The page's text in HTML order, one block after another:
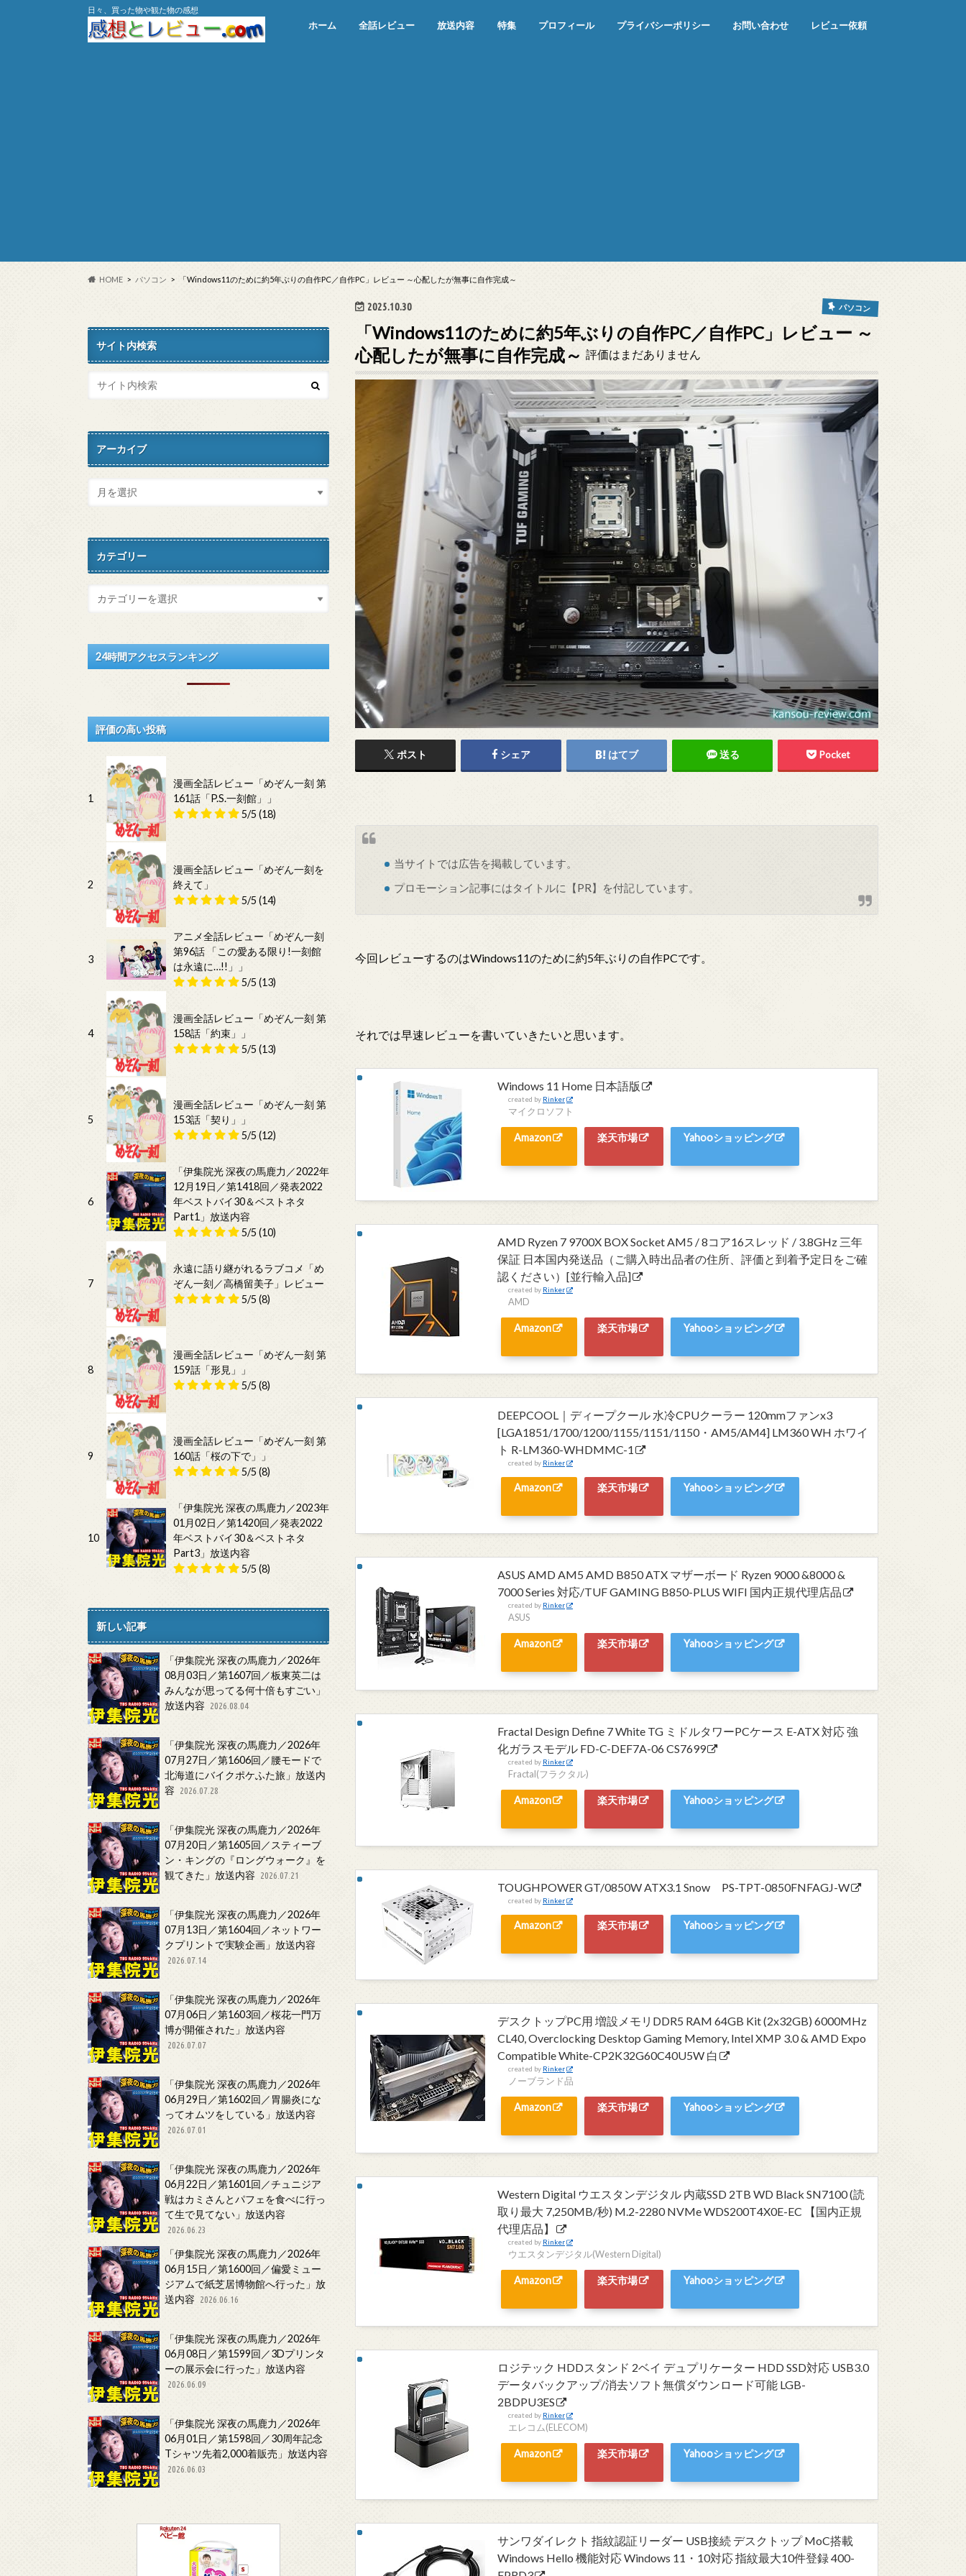
日々、買った物や観た物の感想
ホーム 全話レビュー 放送内容 特集 プロフィール プライバシーポリシー お問い合わせ レビュー依頼
HOME パソコン 「Windows11のために約5年ぶりの自作PC／自作PC」レビュー ～心配したが無事に自作完成～
2025.10.30 パソコン
「Windows11のために約5年ぶりの自作PC／自作PC」レビュー ～
心配したが無事に自作完成～ 評価はまだありません
ポスト シェア はてブ 送る Pocket
当サイトでは広告を掲載しています。
プロモーション記事にはタイトルに【PR】を付記しています。
今回レビューするのはWindows11のために約5年ぶりの自作PCです。
それでは早速レビューを書いていきたいと思います。
Windows 11 Home 日本語版
created by Rinker
マイクロソフト
Amazon 楽天市場 Yahooショッピング
AMD Ryzen 7 9700X BOX Socket AM5 / 8コア16スレッド / 3.8GHz 三年
保証 日本国内発送品（ご購入時出品者の住所、評価と到着予定日をご確
認ください）[並行輸入品]
created by Rinker
AMD
Amazon 楽天市場 Yahooショッピング
DEEPCOOL｜ディープクール 水冷CPUクーラー 120mmファンx3
[LGA1851/1700/1200/1155/1151/1150・AM5/AM4] LM360 WH ホワイ
ト R-LM360-WHDMMC-1
created by Rinker
Amazon 楽天市場 Yahooショッピング
ASUS AMD AM5 AMD B850 ATX マザーボード Ryzen 9000 &8000 &
7000 Series 対応/TUF GAMING B850-PLUS WIFI 国内正規代理店品
created by Rinker
ASUS
Amazon 楽天市場 Yahooショッピング
Fractal Design Define 7 White TG ミドルタワーPCケース E-ATX 対応 強
化ガラスモデル FD-C-DEF7A-06 CS7699
created by Rinker
Fractal(フラクタル)
Amazon 楽天市場 Yahooショッピング
TOUGHPOWER GT/0850W ATX3.1 Snow PS-TPT-0850FNFAGJ-W
created by Rinker
Amazon 楽天市場 Yahooショッピング
デスクトップPC用 増設メモリDDR5 RAM 64GB Kit (2x32GB) 6000MHz
CL40, Overclocking Desktop Gaming Memory, Intel XMP 3.0 & AMD Expo
Compatible White-CP2K32G60C40U5W 白
created by Rinker
ノーブランド品
Amazon 楽天市場 Yahooショッピング
Western Digital ウエスタンデジタル 内蔵SSD 2TB WD Black SN7100 (読
取り最大 7,250MB/秒) M.2-2280 NVMe WDS200T4X0E-EC 【国内正規
代理店品】
created by Rinker
ウエスタンデジタル(Western Digital)
Amazon 楽天市場 Yahooショッピング
ロジテック HDDスタンド 2ベイ デュプリケーター HDD SSD対応 USB3.0
データバックアップ/消去ソフト無償ダウンロード可能 LGB-
2BDPU3ES
created by Rinker
エレコム(ELECOM)
Amazon 楽天市場 Yahooショッピング
サンワダイレクト 指紋認証リーダー USB接続 デスクトップ MoC搭載
Windows Hello 機能対応 Windows 11・10対応 指紋最大10件登録 400-
サイト内検索
アーカイブ
カテゴリー
24時間アクセスランキング
評価の高い投稿
1
漫画全話レビュー「めぞん一刻 第
161話「P.S.一刻館」」
5/5 (18)
2
漫画全話レビュー「めぞん一刻を
終えて」
5/5 (14)
3
アニメ全話レビュー「めぞん一刻
第96話 「この愛ある限り!一刻館
は永遠に…!!」」
5/5 (13)
4
漫画全話レビュー「めぞん一刻 第
158話「約束」」
5/5 (13)
5
漫画全話レビュー「めぞん一刻 第
153話「契り」」
5/5 (12)
6
「伊集院光 深夜の馬鹿力／2022年
12月19日／第1418回／発表2022
年ベストバイ30＆ベストネタ
Part1」放送内容
5/5 (10)
7
永遠に語り継がれるラブコメ「め
ぞん一刻／高橋留美子」レビュー
5/5 (8)
8
漫画全話レビュー「めぞん一刻 第
159話「形見」」
5/5 (8)
9
漫画全話レビュー「めぞん一刻 第
160話「桜の下で」」
5/5 (8)
10
「伊集院光 深夜の馬鹿力／2023年
01月02日／第1420回／発表2022
年ベストバイ30＆ベストネタ
Part3」放送内容
5/5 (8)
新しい記事
「伊集院光 深夜の馬鹿力／2026年
08月03日／第1607回／板東英二は
みんなが思ってる何十倍もすごい」
放送内容
2026.08.04
「伊集院光 深夜の馬鹿力／2026年
07月27日／第1606回／腰モードで
北海道にバイクポケふた旅」放送内
容
2026.07.28
「伊集院光 深夜の馬鹿力／2026年
07月20日／第1605回／スティーブ
ン・キングの『ロングウォーク』を
観てきた」放送内容
2026.07.21
「伊集院光 深夜の馬鹿力／2026年
07月13日／第1604回／ネットワー
クプリントで実験企画」放送内容
2026.07.14
「伊集院光 深夜の馬鹿力／2026年
07月06日／第1603回／桜花一門万
博が開催された」放送内容
2026.07.07
「伊集院光 深夜の馬鹿力／2026年
06月29日／第1602回／胃腸炎にな
ってオムツをしている」放送内容
2026.07.01
「伊集院光 深夜の馬鹿力／2026年
06月22日／第1601回／チュニジア
戦はカミさんとパフェを食べに行っ
て生で見てない」放送内容
2026.06.23
「伊集院光 深夜の馬鹿力／2026年
06月15日／第1600回／偏愛ミュー
ジアムで紙芝居博物館へ行った」放
送内容
2026.06.16
「伊集院光 深夜の馬鹿力／2026年
06月08日／第1599回／3Dプリンタ
ーの展示会に行った」放送内容
2026.06.09
「伊集院光 深夜の馬鹿力／2026年
06月01日／第1598回／30周年記念
Tシャツ先着2,000着販売」放送内容
2026.06.03